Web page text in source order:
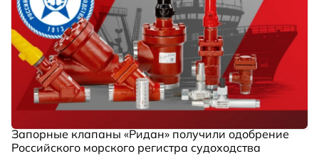
Запорные клапаны «Ридан» получили одобрение
Российского морского регистра судоходства